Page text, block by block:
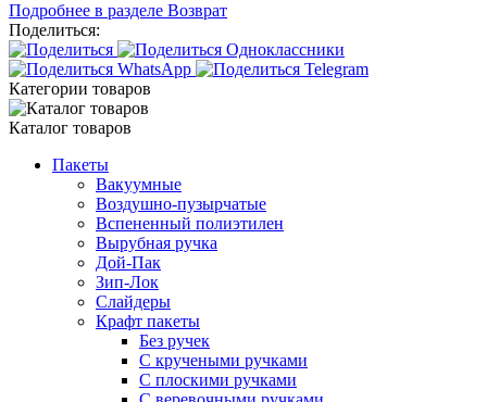
Подробнее в разделе Возврат
Поделиться:
Категории товаров
Каталог товаров
Пакеты
Вакуумные
Воздушно-пузырчатые
Вспененный полиэтилен
Вырубная ручка
Дой-Пак
Зип-Лок
Слайдеры
Крафт пакеты
Без ручек
С кручеными ручками
С плоскими ручками